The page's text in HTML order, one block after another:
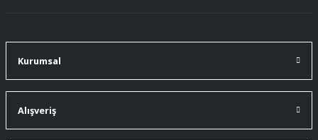
Kurumsal
Alışveriş